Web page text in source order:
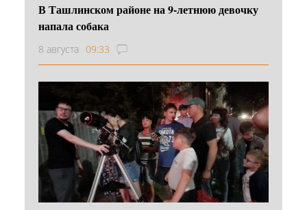
В Ташлинском районе на 9-летнюю девочку
напала собака
8 августа 09:33